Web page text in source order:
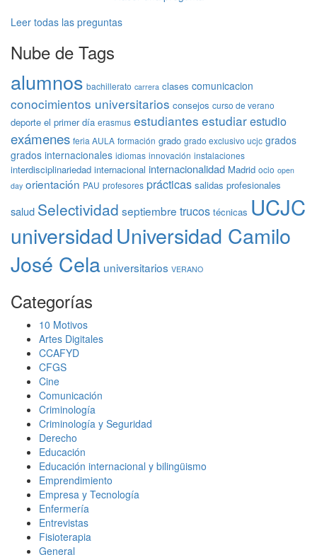
Leer todas las preguntas
Nube de Tags
alumnos bachillerato carrera clases comunicacion
conocimientos universitarios consejos curso de verano
deporte el primer día erasmus estudiantes estudiarestudio
exámenes feria AULA formación grado grado exclusivo ucjc grados
grados internacionales idiomas innovación instalaciones
interdisciplinariedad internacional internacionalidad Madrid ocio open
day orientación PAU profesores prácticas salidas profesionales
salud Selectividad septiembre trucos técnicas UCJC
universidadUniversidad Camilo
José Cela universitarios VERANO
Categorías
10 Motivos
Artes Digitales
CCAFYD
CFGS
Cine
Comunicación
Criminología
Criminología y Seguridad
Derecho
Educación
Educación internacional y bilingüismo
Emprendimiento
Empresa y Tecnología
Enfermería
Entrevistas
Fisioterapia
General